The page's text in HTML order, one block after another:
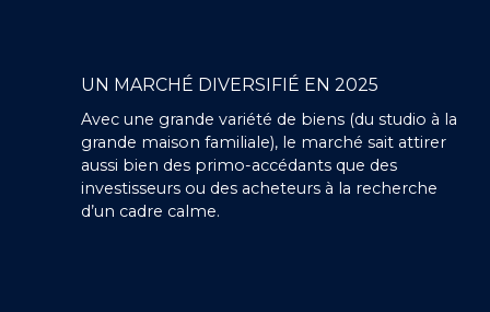
UN MARCHÉ DIVERSIFIÉ EN 2025
Avec une grande variété de biens (du studio à la
grande maison familiale), le marché sait attirer
aussi bien des primo-accédants que des
investisseurs ou des acheteurs à la recherche
d’un cadre calme.